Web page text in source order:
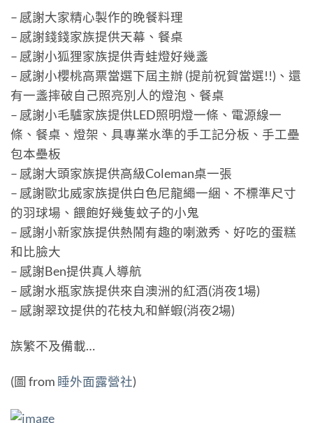
– 感謝大家精心製作的晚餐料理
– 感謝錢錢家族提供天幕、餐桌
– 感謝小狐狸家族提供青蛙燈好幾盞
– 感謝小櫻桃高票當選下屆主辦 (提前祝賀當選!!)、還
有一盞摔破自己照亮別人的燈泡、餐桌
– 感謝小毛驢家族提供LED照明燈一條、電源線一
條、餐桌、燈架、具專業水準的手工記分板、手工壘
包本壘板
– 感謝大頭家族提供高級Coleman桌一張
– 感謝歐北威家族提供白色尼龍繩一綑、不標準尺寸
的羽球場、餵飽好幾隻蚊子的小鬼
– 感謝小新家族提供熱鬧有趣的喇激秀、好吃的蛋糕
和比臉大
– 感謝Ben提供真人導航
– 感謝水瓶家族提供來自澳洲的紅酒(消夜1場)
– 感謝翠玟提供的花枝丸和鮮蝦(消夜2場)
族繁不及備載…
(圖 from 睡外面露營社)